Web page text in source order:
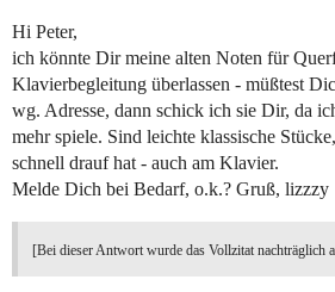
Hi Peter,
ich könnte Dir meine alten Noten für
Klavierbegleitung überlassen - müßtest
wg. Adresse, dann schick ich sie Dir, da
mehr spiele. Sind leichte klassische
schnell drauf hat - auch am Klavier.
Melde Dich bei Bedarf, o.k.? Gruß, lizzzy
[Bei dieser Antwort wurde das Vollzitat nachträglich